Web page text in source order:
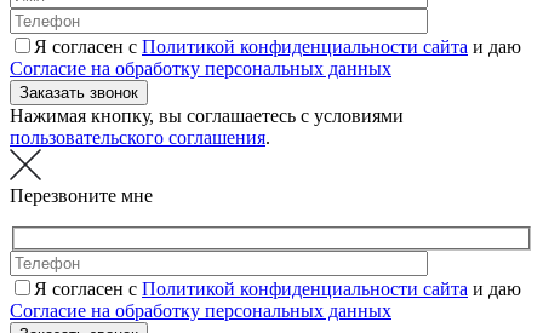
Я согласен с Политикой конфиденциальности сайта и даю
Согласие на обработку персональных данных
Нажимая кнопку, вы соглашаетесь с условиями
пользовательского соглашения.
Перезвоните мне
Я согласен с Политикой конфиденциальности сайта и даю
Согласие на обработку персональных данных